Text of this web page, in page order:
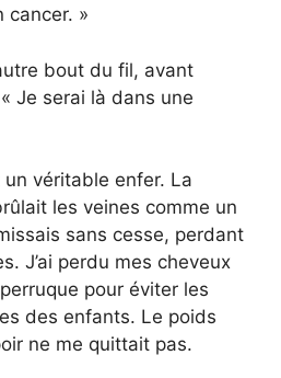
cancer. »
bout du fil, avant
Je serai là dans une
un véritable enfer. La
les veines comme un
sans cesse, perdant
J’ai perdu mes cheveux
pour éviter les
des enfants. Le poids
ne me quittait pas.